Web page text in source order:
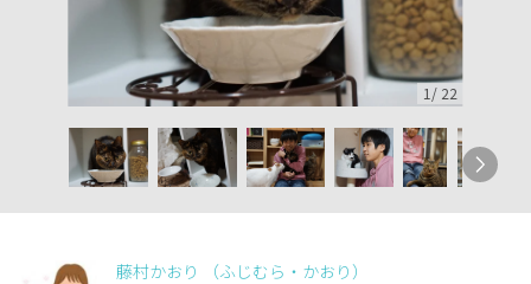
1 / 22
藤村かおり （ふじむら・かおり）